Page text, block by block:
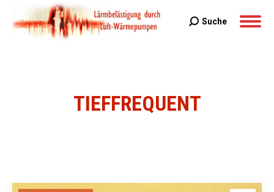
Search:
Suche
TIEFFREQUENT
Sie befinden sich hier: